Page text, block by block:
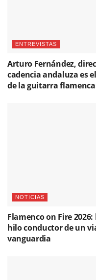
ENTREVISTAS
Arturo Fernández,
cadencia andaluza es
de la guitarra
NOTICIAS
Flamenco on Fire
hilo conductor de un
vanguardia